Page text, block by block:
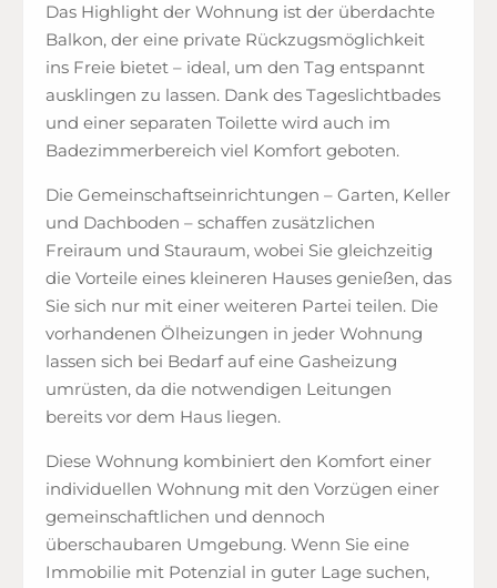
Das Highlight der Wohnung ist der überdachte
Balkon, der eine private Rückzugsmöglichkeit
ins Freie bietet – ideal, um den Tag entspannt
ausklingen zu lassen. Dank des Tageslichtbades
und einer separaten Toilette wird auch im
Badezimmerbereich viel Komfort geboten.
Die Gemeinschaftseinrichtungen – Garten, Keller
und Dachboden – schaffen zusätzlichen
Freiraum und Stauraum, wobei Sie gleichzeitig
die Vorteile eines kleineren Hauses genießen, das
Sie sich nur mit einer weiteren Partei teilen. Die
vorhandenen Ölheizungen in jeder Wohnung
lassen sich bei Bedarf auf eine Gasheizung
umrüsten, da die notwendigen Leitungen
bereits vor dem Haus liegen.
Diese Wohnung kombiniert den Komfort einer
individuellen Wohnung mit den Vorzügen einer
gemeinschaftlichen und dennoch
überschaubaren Umgebung. Wenn Sie eine
Immobilie mit Potenzial in guter Lage suchen,